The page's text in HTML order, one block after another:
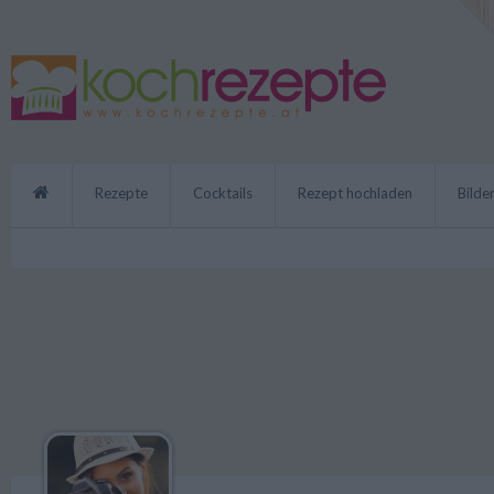
Rezepte Cocktails Rezept hochladen Bilder